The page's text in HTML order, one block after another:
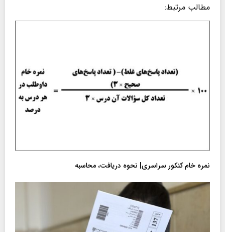
مطالب مرتبط:
نمره خام کنکور سراسری| نحوه دریافت، محاسبه